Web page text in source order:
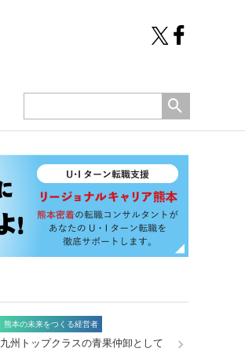
熊本の未来をつくる経営者
九州トップクラスの青果仲卸として